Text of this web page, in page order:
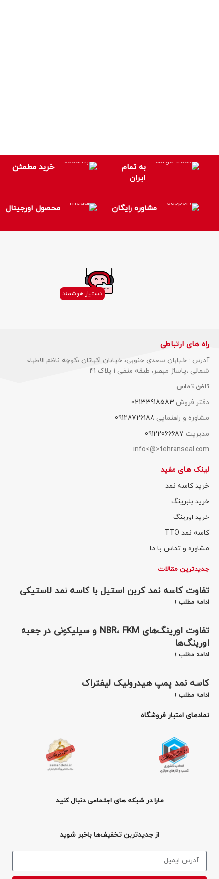
به تمام
ایران
خرید مطمئن
مشاوره رایگان محصول اورجینال
دستیار هوشمند
راه های ارتباطی
آدرس : خیابان سعدی جنوبی، خیابان اکباتان ،کوچه ناظم الاطباء
شمالی ،پاساژ مبصر، طبقه منفی 1 پلاک 41
تلفن تماس
دفتر فروش 02133918583
مشاوره و راهنمایی 09128726188
مدیریت 09122066687
info<@>tehranseal.com
لینک های مفید
خرید کاسه نمد
خرید بلبرینگ
خرید اورینگ
کاسه نمد TTO
مشاوره و تماس با ما
جدیدترین مقالات
تفاوت کاسه نمد کربن استیل با کاسه نمد لاستیکی
ادامه مطلب »
تفاوت اورینگ‌های NBR، FKM و سیلیکونی در جعبه
اورینگ‌ها
ادامه مطلب »
کاسه نمد پمپ هیدرولیک لیفتراک
ادامه مطلب »
نمادهای اعتبار فروشگاه
مارا در شبکه های اجتماعی دنبال کنید
از جدیدترین تخفیف‌ها باخبر شوید